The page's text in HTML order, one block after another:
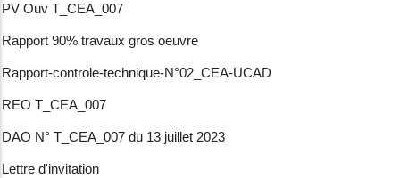
PV Ouv T_CEA_007
Rapport 90% travaux gros oeuvre
Rapport-controle-technique-N°02_CEA-UCAD
REO T_CEA_007
DAO N° T_CEA_007 du 13 juillet 2023
Lettre d'invitation